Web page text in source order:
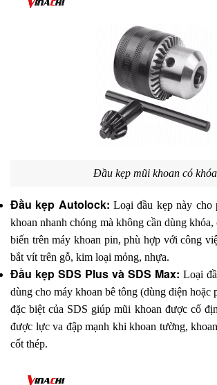
Đầu kẹp mũi khoan có khóa
Đầu kẹp Autolock: Loại đầu kẹp này cho
khoan nhanh chóng mà không cần dùng
biến trên máy khoan pin, phù hợp với công
bắt vít trên gỗ, kim loại mỏng, nhựa.
Đầu kẹp SDS Plus và SDS Max: Loại
dùng cho máy khoan bê tông (dùng điện hoặc
đặc biệt của SDS giúp mũi khoan được cố
được lực va đập mạnh khi khoan tường,
cốt thép.